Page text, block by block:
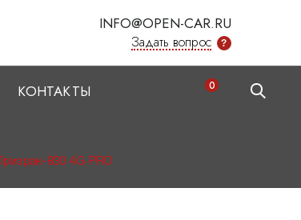
INFO@OPEN-CAR.RU
Задать вопрос ?
КОНТАКТЫ 0
Призрак-830 4G PRO